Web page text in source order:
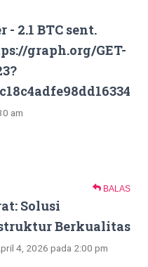
2.1 BTC sent.
graph.org/GET-
am
BALAS
Solusi
Berkualitas
4, 2026 pada 2:00 pm